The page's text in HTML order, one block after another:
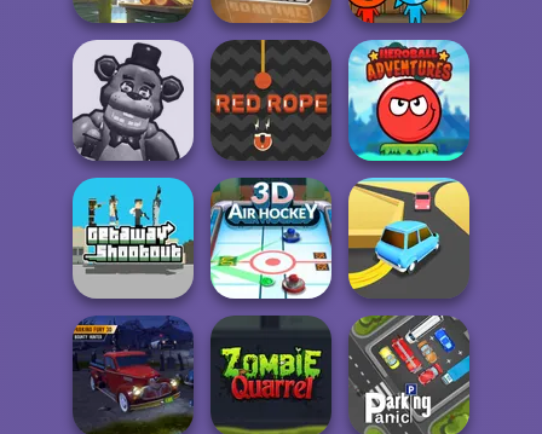
Moto Maniac Classic Bowling
Fireboy and
Watergirl 2
Light...
Huggy Wuggy
Shooter
Red Rope
Heroball
Adventures
Getaway
Shootout
3D Air Hockey Turn Turn